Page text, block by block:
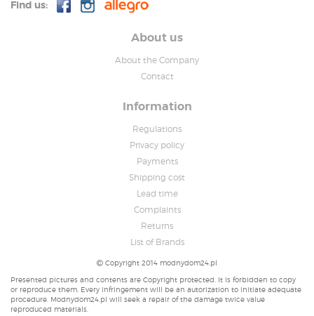
Find us:
About us
About the Company
Contact
Information
Regulations
Privacy policy
Payments
Shipping cost
Lead time
Complaints
Returns
List of Brands
Copyright 2014 modnydom24.pl
Presented pictures and contents are Copyright protected. It is forbidden to copy
or reproduce them. Every infringement will be an autorization to initiate adequate
procedure. Modnydom24.pl will seek a repair of the damage twice value
reproduced materials.